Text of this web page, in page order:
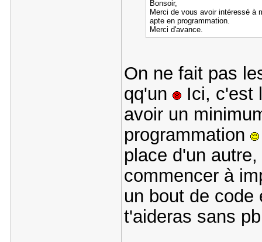
Bonsoir,
Merci de vous avoir intéressé à
apte en programmation.
Merci d'avance.
On ne fait pas
qq'un
Ici, c'est
avoir un
programmation
place d'un
commencer à
un bout de code
t'aideras sans